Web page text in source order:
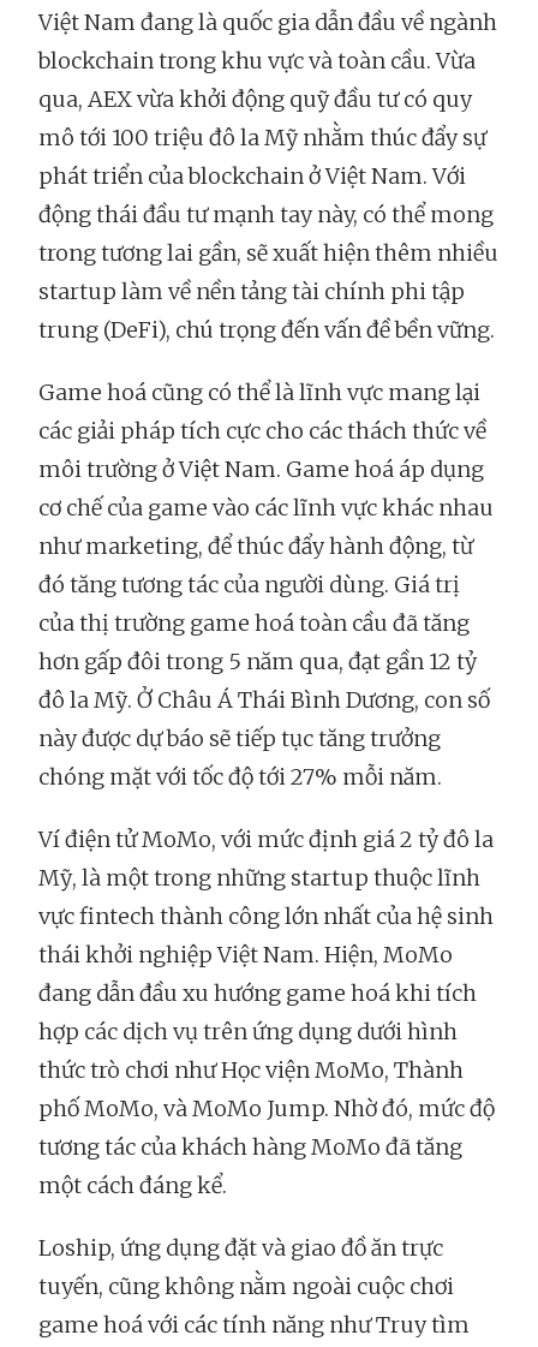
Việt Nam đang là quốc gia dẫn đầu về ngành
blockchain trong khu vực và toàn cầu. Vừa
qua, AEX vừa khởi động quỹ đầu tư có quy
mô tới 100 triệu đô la Mỹ nhằm thúc đẩy sự
phát triển của blockchain ở Việt Nam. Với
động thái đầu tư mạnh tay này, có thể mong
trong tương lai gần, sẽ xuất hiện thêm nhiều
startup làm về nền tảng tài chính phi tập
trung (DeFi), chú trọng đến vấn đề bền vững.
Game hoá cũng có thể là lĩnh vực mang lại
các giải pháp tích cực cho các thách thức về
môi trường ở Việt Nam. Game hoá áp dụng
cơ chế của game vào các lĩnh vực khác nhau
như marketing, để thúc đẩy hành động, từ
đó tăng tương tác của người dùng. Giá trị
của thị trường game hoá toàn cầu đã tăng
hơn gấp đôi trong 5 năm qua, đạt gần 12 tỷ
đô la Mỹ. Ở Châu Á Thái Bình Dương, con số
này được dự báo sẽ tiếp tục tăng trưởng
chóng mặt với tốc độ tới 27% mỗi năm.
Ví điện tử MoMo, với mức định giá 2 tỷ đô la
Mỹ, là một trong những startup thuộc lĩnh
vực fintech thành công lớn nhất của hệ sinh
thái khởi nghiệp Việt Nam. Hiện, MoMo
đang dẫn đầu xu hướng game hoá khi tích
hợp các dịch vụ trên ứng dụng dưới hình
thức trò chơi như Học viện MoMo, Thành
phố MoMo, và MoMo Jump. Nhờ đó, mức độ
tương tác của khách hàng MoMo đã tăng
một cách đáng kể.
Loship, ứng dụng đặt và giao đồ ăn trực
tuyến, cũng không nằm ngoài cuộc chơi
game hoá với các tính năng như Truy tìm